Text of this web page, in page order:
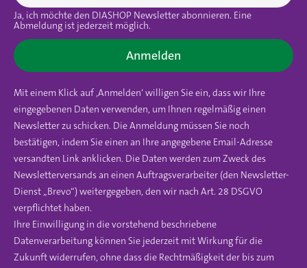
Ja, ich möchte den DIASHOP Newsletter abonnieren. Eine
Abmeldung ist jederzeit möglich.
Anmelden
Mit einem Klick auf ‚Anmelden‘ willigen Sie ein, dass wir Ihre
eingegebenen Daten verwenden, um Ihnen regelmäßig einen
Newsletter zu schicken. Die Anmeldung müssen Sie noch
bestätigen, indem Sie einen an Ihre angegebene Email-Adresse
versandten Link anklicken. Die Daten werden zum Zweck des
Newsletterversands an einen Auftragsverarbeiter (den Newsletter-
Dienst „Brevo“) weitergegeben, den wir nach Art. 28 DSGVO
verpflichtet haben.
Ihre Einwilligung in die vorstehend beschriebene
Datenverarbeitung können Sie jederzeit mit Wirkung für die
Zukunft widerrufen, ohne dass die Rechtmäßigkeit der bis zum